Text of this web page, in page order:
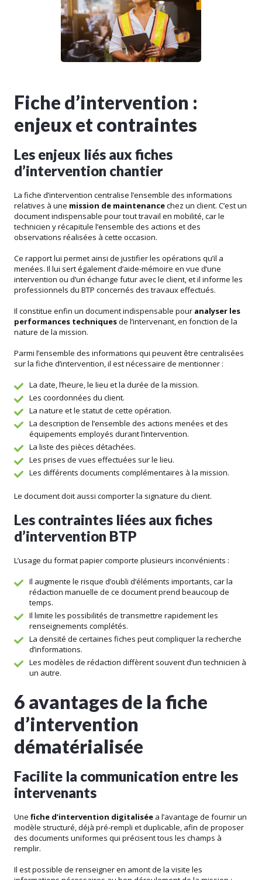
Fiche d’intervention :
enjeux et contraintes
Les enjeux liés aux fiches
d’intervention chantier
La fiche d’intervention centralise l’ensemble des informations
relatives à une mission de maintenancechez un client. C’est un
document indispensable pour tout travail en mobilité, car le
technicien y récapitule l’ensemble des actions et des
observations réalisées à cette occasion.
Ce rapport lui permet ainsi de justifier les opérations qu’il a
menées. Il lui sert également d’aide-mémoire en vue d’une
intervention ou d’un échange futur avec le client, et il informe les
professionnels du BTP concernés des travaux effectués.
Il constitue enfin un document indispensable pour analyser les
performances techniquesde l’intervenant, en fonction de la
nature de la mission.
Parmi l’ensemble des informations qui peuvent être centralisées
sur la fiche d’intervention, il est nécessaire de mentionner :
La date, l’heure, le lieu et la durée de la mission.
Les coordonnées du client.
La nature et le statut de cette opération.
La description de l’ensemble des actions menées et des
équipements employés durant l’intervention.
La liste des pièces détachées.
Les prises de vues effectuées sur le lieu.
Les différents documents complémentaires à la mission.
Le document doit aussi comporter la signature du client.
Les contraintes liées aux fiches
d’intervention BTP
L’usage du format papier comporte plusieurs inconvénients :
Il augmente le risque d’oubli d’éléments importants, car la
rédaction manuelle de ce document prend beaucoup de
temps.
Il limite les possibilités de transmettre rapidement les
renseignements complétés.
La densité de certaines fiches peut compliquer la recherche
d’informations.
Les modèles de rédaction diffèrent souvent d’un technicien à
un autre.
6 avantages de la fiche
d’intervention
dématérialisée
Facilite la communication entre les
intervenants
Une fiche d’intervention digitalisée a l’avantage de fournir un
modèle structuré, déjà pré-rempli et duplicable, afin de proposer
des documents uniformes qui précisent tous les champs à
remplir.
Il est possible de renseigner en amont de la visite les